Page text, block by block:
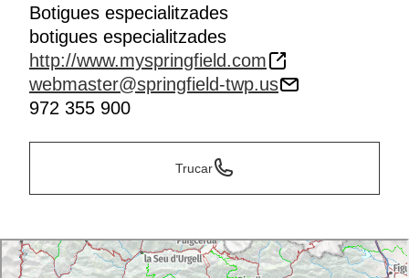
Botigues especialitzades
botigues especialitzades
http://www.myspringfield.com
webmaster@springfield-twp.us
972 355 900
Trucar